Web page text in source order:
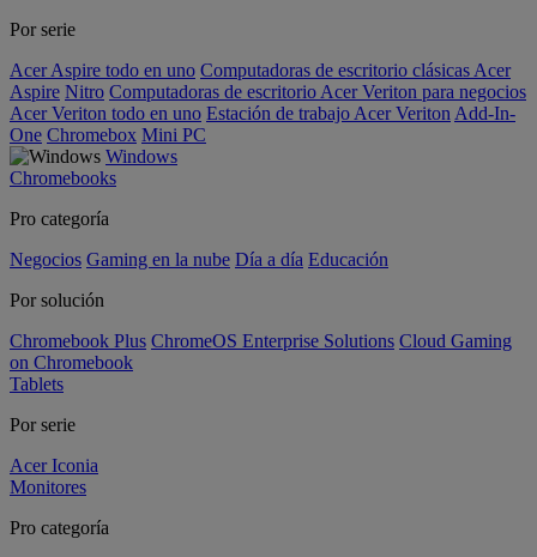
Por serie
Acer Aspire todo en uno Computadoras de escritorio clásicas Acer
Aspire Nitro Computadoras de escritorio Acer Veriton para negocios
Acer Veriton todo en uno Estación de trabajo Acer Veriton Add-In-
One Chromebox Mini PC
Windows
Chromebooks
Pro categoría
Negocios Gaming en la nube Día a día Educación
Por solución
Chromebook Plus ChromeOS Enterprise Solutions Cloud Gaming
on Chromebook
Tablets
Por serie
Acer Iconia
Monitores
Pro categoría